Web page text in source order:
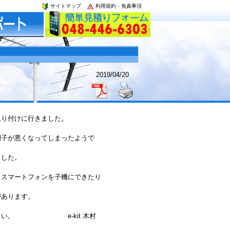
利用規約・免責事項
サイトマップ
2019/04/20
付けに行きました。
が悪くなってしまったようで
た。
マートフォンを子機にできたり
ります。
ください。 e-kit 木村